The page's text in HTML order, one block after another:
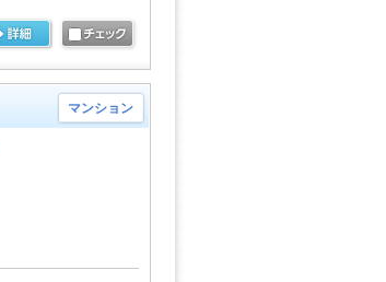
マンション